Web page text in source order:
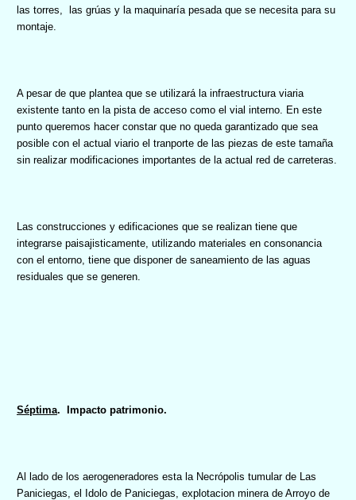
las torres,
las grúas y la maquinaría pesada que se necesita para su
montaje.
A pesar de que plantea que se utilizará la infraestructura viaria
existente tanto en la pista de acceso como el vial interno. En este
punto queremos hacer constar que no queda garantizado que sea
posible con el actual viario el tranporte de las piezas de este tamaña
sin realizar modificaciones importantes de la actual red de carreteras.
Las construcciones y edificaciones que se realizan tiene que
integrarse paisajisticamente, utilizando materiales en consonancia
con el entorno, tiene que disponer de saneamiento de las aguas
residuales que se generen.
Séptima. Impacto patrimonio.
Al lado de los aerogeneradores esta la Necrópolis tumular de Las
Paniciegas, el Idolo de Paniciegas, explotacion minera de Arroyo de